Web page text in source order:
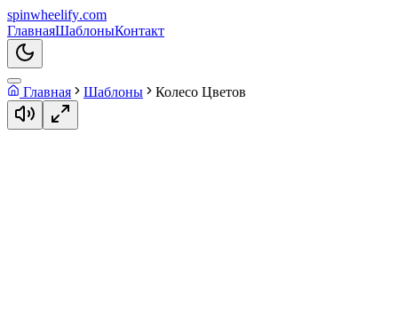
spinwheelify.com
ГлавнаяШаблоныКонтакт
Главная Шаблоны Колесо Цветов